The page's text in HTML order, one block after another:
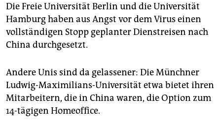
Die Freie Universität Berlin und die Universität
Hamburg haben aus Angst vor dem Virus einen
vollständigen Stopp geplanter Dienstreisen nach
China durchgesetzt.
Andere Unis sind da gelassener: Die Münchner
Ludwig-Maximilians-Universität etwa bietet ihren
Mitarbeitern, die in China waren, die Option zum
14-tägigen Homeoffice.